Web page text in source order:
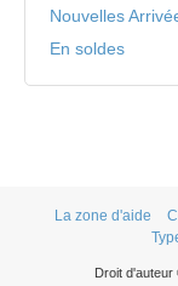
Nouvelles
En soldes
La zone d'aide
Droit d'auteur